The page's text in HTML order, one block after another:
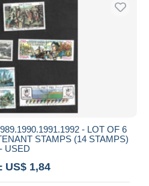
- LOT OF 6
STAMPS (14 STAMPS)
- USED
US$ 1,84